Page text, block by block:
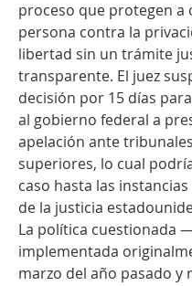
proceso que protegen a
persona contra la
libertad sin un trámite
transparente. El juez
decisión por 15 días
al gobierno federal a
apelación ante tribunales
superiores, lo cual
caso hasta las
de la justicia
La política cuestionada
implementada
marzo del año pasado y